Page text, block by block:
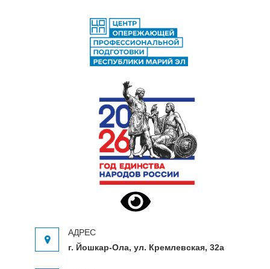
ЦЕНТР ОПЕРЕЖАЮЩЕЙ
Центр опережающей профессиональной
г. Йошкар-Ола, ул. Кремлевская, 32а